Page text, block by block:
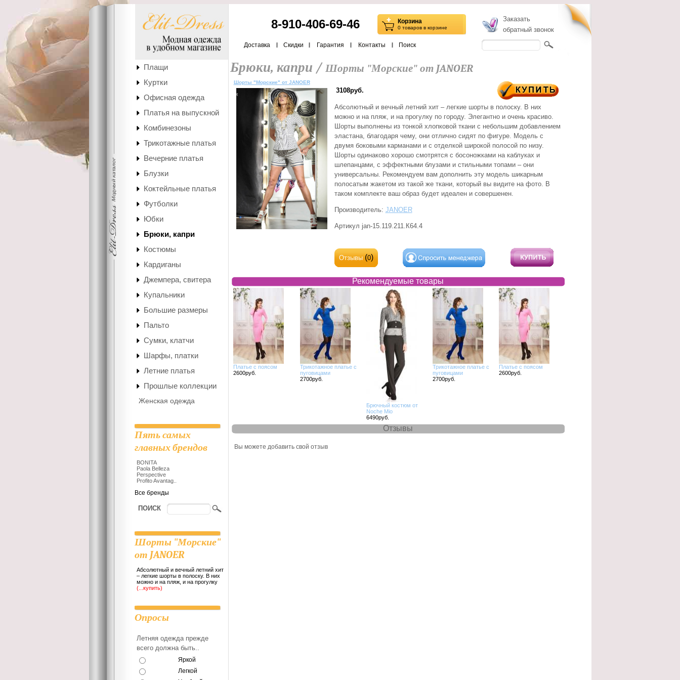
8-910-406-69-46 Корзина
0 товаров в корзине
Заказать
обратный звонок
Доставка Скидки Гарантия Контакты Поиск
Плащи
Куртки
Офисная одежда
Платья на выпускной
Комбинезоны
Трикотажные платья
Вечерние платья
Блузки
Коктейльные платья
Футболки
Юбки
Брюки, капри
Костюмы
Кардиганы
Джемпера, свитера
Купальники
Большие размеры
Пальто
Сумки, клатчи
Шарфы, платки
Летние платья
Прошлые коллекции
Женская одежда
Пять самых
главных брендов
BONITA
Paola Belleza
Perspective
Profito Avantag..
Все бренды
ПОИСК
Шорты "Морские"
от JANOER
Абсолютный и вечный летний хит
– легкие шорты в полоску. В них
можно и на пляж, и на прогулку
(...купить)
Опросы
Летняя одежда прежде
всего должна быть..
Яркой
Легкой
Брюки, капри / Шорты "Морские" от JANOER
Шорты "Морские" от JANOER
3108руб.
Абсолютный и вечный летний хит – легкие шорты в полоску. В них
можно и на пляж, и на прогулку по городу. Элегантно и очень красиво.
Шорты выполнены из тонкой хлопковой ткани с небольшим добавлением
эластана, благодаря чему, они отлично сидят по фигуре. Модель с
двумя боковыми карманами и с отделкой широкой полосой по низу.
Шорты одинаково хорошо смотрятся с босоножками на каблуках и
шлепанцами, с эффектными блузами и стильными топами – они
универсальны. Рекомендуем вам дополнить эту модель шикарным
полосатым жакетом из такой же ткани, который вы видите на фото. В
таком комплекте ваш образ будет идеален и совершенен.
Производитель: JANOER
Артикул jan-15.119.211.К64.4
Отзывы(0)
Рекомендуемые товары
Платье с поясом
2600руб.
Трикотажное платье с
пуговицами
2700руб.
Брючный костюм от
Noche Mio
6490руб.
Трикотажное платье с
пуговицами
2700руб.
Платье с поясом
2600руб.
Отзывы
Вы можете добавить свой отзыв